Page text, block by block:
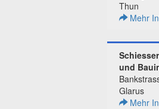
Thun
Mehr
und
Glarus
Mehr